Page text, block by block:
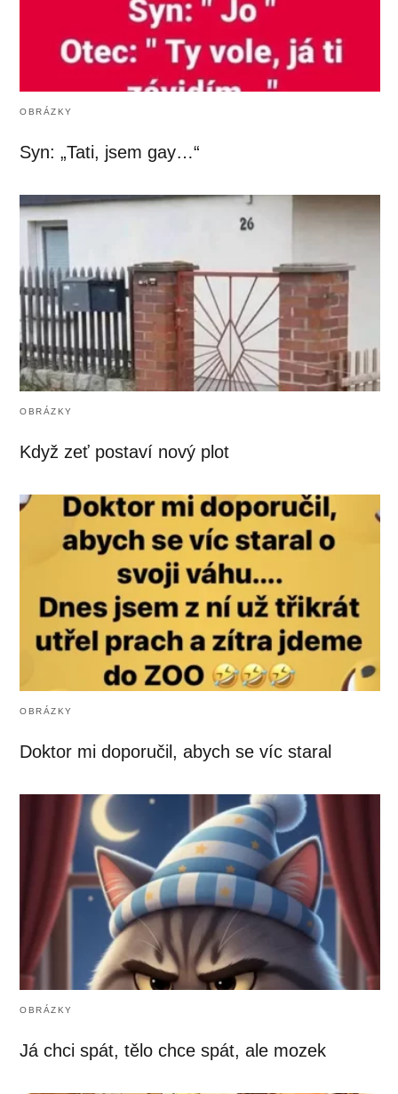
OBRÁZKY
Syn: „Tati, jsem gay…“
OBRÁZKY
Když zeť postaví nový plot
OBRÁZKY
Doktor mi doporučil, abych se víc staral
OBRÁZKY
Já chci spát, tělo chce spát, ale mozek